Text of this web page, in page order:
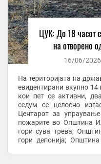
ЦУК: До 18 часот
на отворено
16/06/2026
На територијата на
евидентирани вкупно
кои пет се активни,
седум се целосно
Центарот за
пожарите во Општина
гори сува трева;
гори депонија;